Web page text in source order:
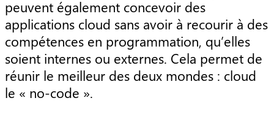
peuvent également concevoir des
applications cloud sans avoir à recourir à des
compétences en programmation, qu’elles
soient internes ou externes. Cela permet de
réunir le meilleur des deux mondes : cloud
le « no-code ».